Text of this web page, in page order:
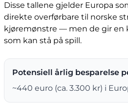
Disse tallene gjelder Europa
direkte overførbare til norske
kjøremønstre — men de gir en
som kan stå på spill.
Potensiell årlig besparelse
~440 euro (ca. 3.300 kr) i